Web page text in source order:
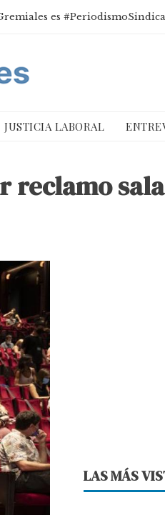
es
JUSTICIA LABORAL
reclamo
LAS MÁS